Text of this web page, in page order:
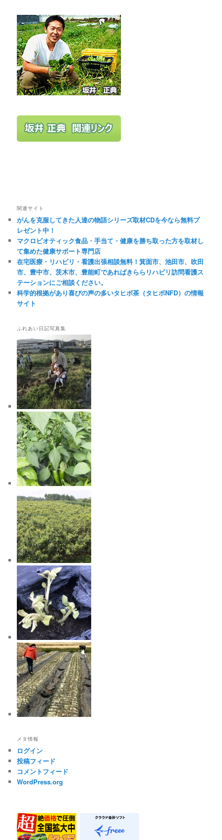
関連サイト
がんを克服してきた人達の物語シリーズ取材CDを今なら無料プ
レゼント中！
マクロビオティック食品・手当て・健康を勝ち取った方を取材し
て集めた健康サポート専門店
在宅医療・リハビリ・看護出張相談無料！箕面市、池田市、吹田
市、豊中市、茨木市、豊能町であればきららリハビリ訪問看護ス
テーションにご相談ください。
科学的根拠があり喜びの声の多いタヒボ茶（タヒボNFD）の情報
サイト
ふれあい日記写真集
メタ情報
ログイン
投稿フィード
コメントフィード
WordPress.org